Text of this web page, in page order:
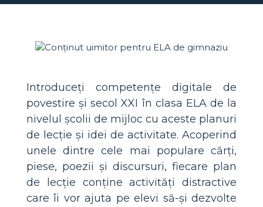
Introduceți competențe digitale de
povestire și secol XXI în clasa ELA de la
nivelul școlii de mijloc cu aceste planuri
de lecție și idei de activitate. Acoperind
unele dintre cele mai populare cărți,
piese, poezii și discursuri, fiecare plan
de lecție conține activități distractive
care îi vor ajuta pe elevi să-și dezvolte